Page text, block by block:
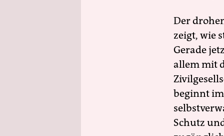
Der
zeigt, wie
Gerade
allem mit
beginnt
Schutz